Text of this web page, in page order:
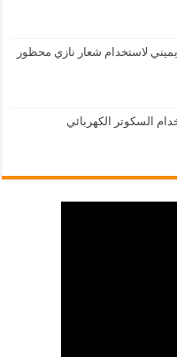
لاستخدام شعار نازي محظور
السكوتر الكهربائي